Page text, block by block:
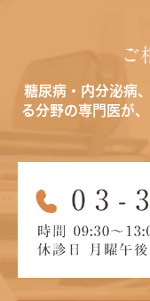
ご
糖尿病・内分泌病
る分野の専門医が